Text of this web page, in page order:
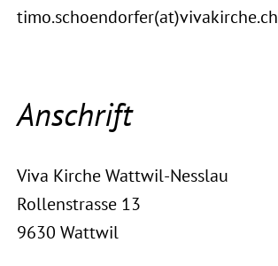
timo.schoendorfer(at)vivakirche.ch
Anschrift
Viva Kirche Wattwil-Nesslau
Rollenstrasse 13
9630 Wattwil